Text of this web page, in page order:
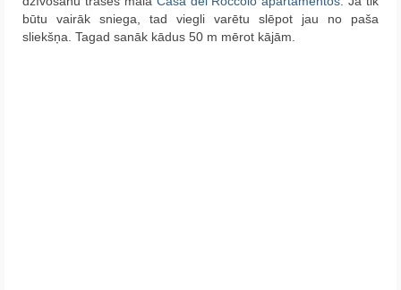
Par Mums
būtu vairāk sniega, tad viegli varētu slēpot jau no paša
sliekšņa. Tagad sanāk kādus 50 m mērot kājām.